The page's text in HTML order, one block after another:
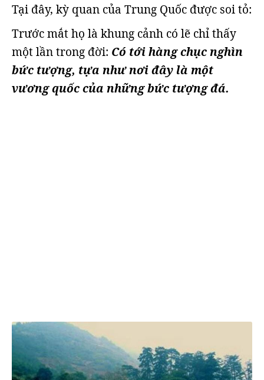
Tại đây, kỳ quan của Trung Quốc được soi tỏ:
Trước mắt họ là khung cảnh có lẽ chỉ thấy
một lần trong đời: Có tới hàng chục nghìn
bức tượng, tựa như nơi đây là một
vương quốc của những bức tượng đá.